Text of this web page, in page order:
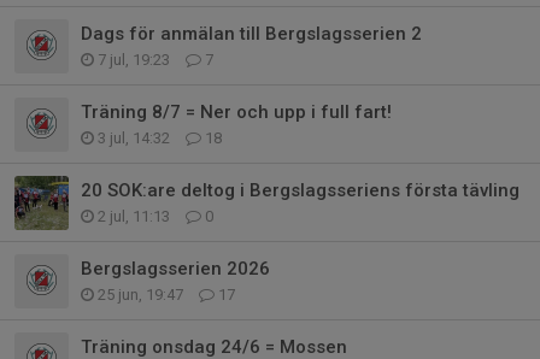
Dags för anmälan till Bergslagsserien 2
7 jul, 19:23 7
Träning 8/7 = Ner och upp i full fart!
3 jul, 14:32 18
20 SOK:are deltog i Bergslagsseriens första tävling
2 jul, 11:13 0
Bergslagsserien 2026
25 jun, 19:47 17
Träning onsdag 24/6 = Mossen